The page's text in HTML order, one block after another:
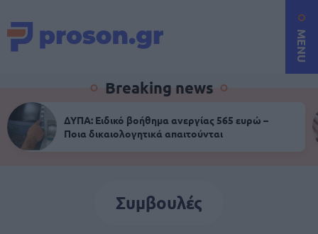
MENU
Breaking news
ΔΥΠΑ: Ειδικό βοήθημα ανεργίας 565 ευρώ –
Ποια δικαιολογητικά απαιτούνται
Συμβουλές